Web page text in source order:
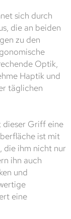
sich durch
die an beiden
zu den
Optik,
Haptik und
täglichen
dieser Griff eine
ist mit
die ihm nicht nur
ihn auch
und
eine